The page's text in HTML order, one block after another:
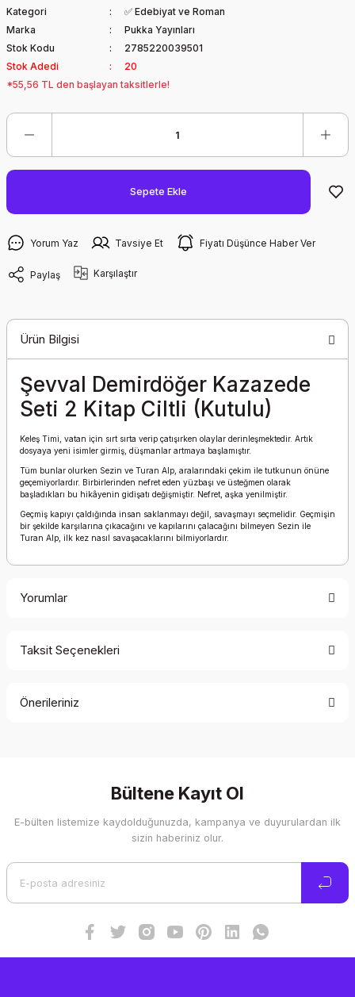
Kategori
✅ Edebiyat ve Roman
Marka
Pukka Yayınları
Stok Kodu
2785220039501
Stok Adedi
20
*55,56 TL den başlayan taksitlerle!
Sepete Ekle
Yorum Yaz Tavsiye Et Fiyatı Düşünce Haber Ver
Paylaş Karşılaştır
Ürün Bilgisi
Şevval Demirdöğer Kazazede
Seti 2 Kitap Ciltli (Kutulu)
Keleş Timi, vatan için sırt sırta verip çatışırken olaylar derinleşmektedir. Artık
dosyaya yeni isimler girmiş, düşmanlar artmaya başlamıştır.
Tüm bunlar olurken Sezin ve Turan Alp, aralarındaki çekim ile tutkunun önüne
geçemiyorlardır. Birbirlerinden nefret eden yüzbaşı ve üsteğmen olarak
başladıkları bu hikâyenin gidişatı değişmiştir. Nefret, aşka yenilmiştir.
Geçmiş kapıyı çaldığında insan saklanmayı değil, savaşmayı seçmelidir. Geçmişin
bir şekilde karşılarına çıkacağını ve kapılarını çalacağını bilmeyen Sezin ile
Turan Alp, ilk kez nasıl savaşacaklarını bilmiyorlardır.
Yorumlar
Taksit Seçenekleri
Önerileriniz
Görüş ve önerileriniz için teşekkür ederiz.
Ürün resmi kalitesiz, bozuk veya görüntülenemiyor.
Bültene Kayıt Ol
E-bülten listemize kaydolduğunuzda, kampanya ve duyurulardan ilk
sizin haberiniz olur.